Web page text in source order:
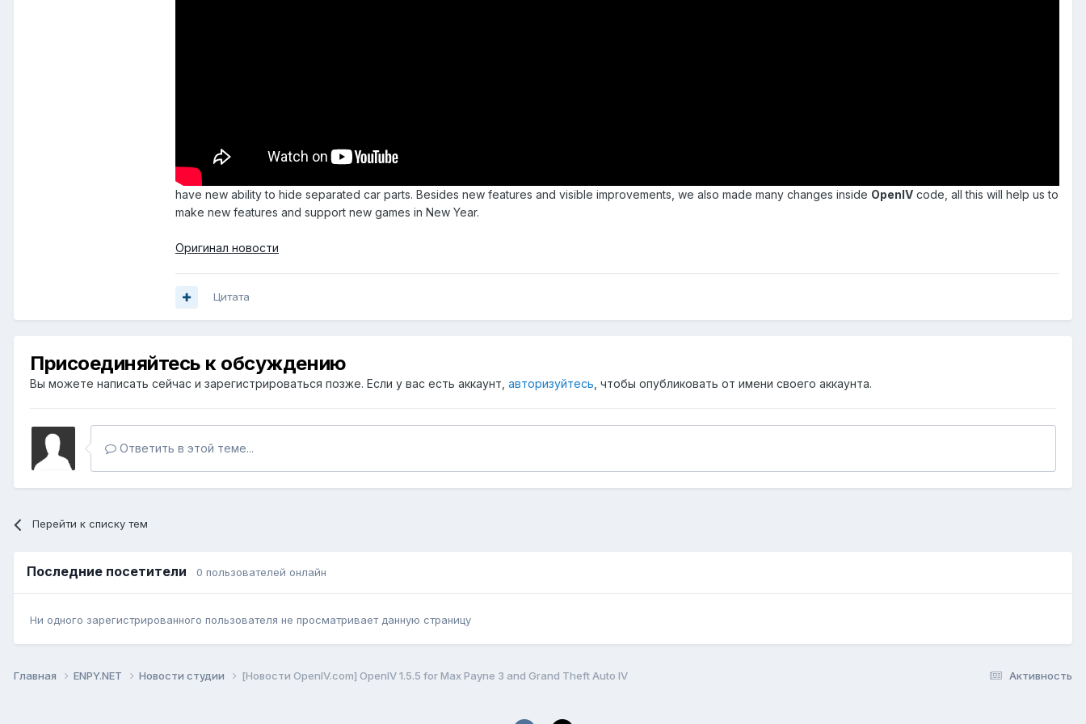
have new ability to hide separated car parts. Besides new features and visible improvements, we also made many changes inside OpenIV code, all this will help us to
make new features and support new games in New Year.
Оригинал новости
Цитата
Присоединяйтесь к обсуждению
Вы можете написать сейчас и зарегистрироваться позже. Если у вас есть аккаунт, авторизуйтесь , чтобы опубликовать от имени своего аккаунта.
Ответить в этой теме...
Перейти к списку тем
Последние посетители 0 пользователей онлайн
Ни одного зарегистрированного пользователя не просматривает данную страницу
Активность
Главная ENPY.NET Новости студии [Новости OpenIV.com] OpenIV 1.5.5 for Max Payne 3 and Grand Theft Auto IV